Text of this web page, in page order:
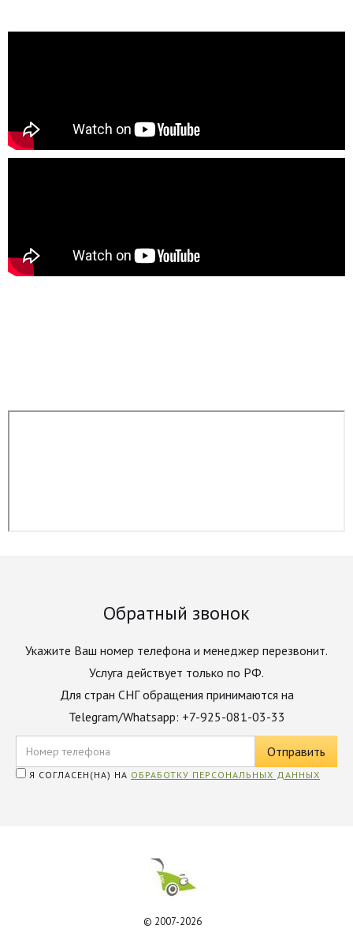
Обратный звонок
Укажите Ваш номер телефона и менеджер перезвонит.
Услуга действует только по РФ.
Для стран СНГ обращения принимаются на
Telegram/Whatsapp: +7-925-081-03-33
Я СОГЛАСЕН(НА) НА ОБРАБОТКУ ПЕРСОНАЛЬНЫХ ДАННЫХ
© 2007-2026